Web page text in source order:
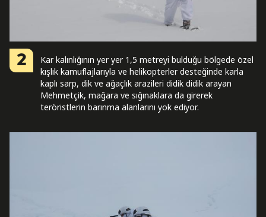
2
Kar kalınlığının yer yer 1,5 metreyi bulduğu bölgede özel
kışlık kamuflajlarıyla ve helikopterler desteğinde karla
kaplı sarp, dik ve ağaçlık arazileri didik didik arayan
Mehmetçik, mağara ve sığınaklara da girerek
teröristlerin barınma alanlarını yok ediyor.